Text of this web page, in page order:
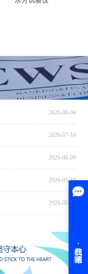
2026-08-04
2026-07-18
2026-06-09
2026-05-19
2026-05-06